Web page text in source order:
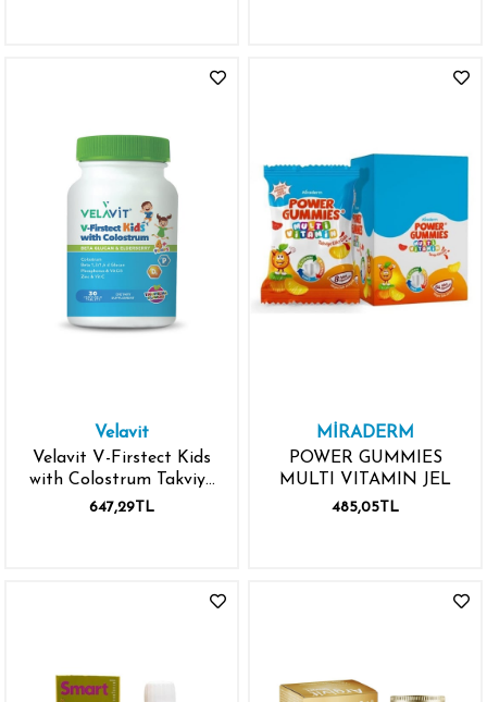
Velavit
Velavit V-Firstect Kids
with Colostrum Takviye
Edici Gıda 30 Kapsül
647,29TL
MİRADERM
POWER GUMMIES
MULTI VITAMIN JEL
485,05TL